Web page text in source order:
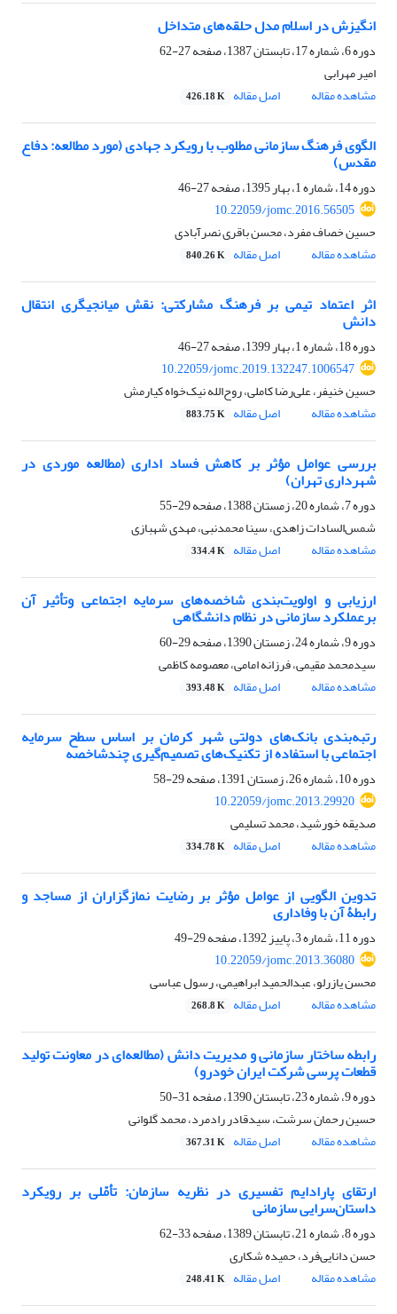
انگیزش در اسلام مدل حلقه‌های متداخل
دوره 6، شماره 17، تابستان 1387، صفحه
27-62
امیر مهرابی
مشاهده مقاله
اصل مقاله 426.18 K
الگوی فرهنگ سازمانی مطلوب با رویکرد جهادی (مورد مطالعه: دفاع
مقدس)
دوره 14، شماره 1، بهار 1395، صفحه
27-46
10.22059/jomc.2016.56505
حسین خصاف مفرد، محسن باقری نصرآبادی
مشاهده مقاله
اصل مقاله 840.26 K
اثر اعتماد تیمی بر فرهنگ مشارکتی: نقش میانجیگری انتقال
دانش
دوره 18، شماره 1، بهار 1399، صفحه
27-46
10.22059/jomc.2019.132247.1006547
حسین خنیفر، علی‌رضا کاملی، روح‌الله نیک‌خواه کیارمش
مشاهده مقاله
اصل مقاله 883.75 K
بررسی عوامل مؤثر بر کاهش فساد اداری (مطالعه موردی در
شهرداری تهران)
دوره 7، شماره 20، زمستان 1388، صفحه
29-55
شمس‌السادات زاهدی، سینا محمدنبی، مهدی شهبازی
مشاهده مقاله
اصل مقاله 334.4 K
ارزیابی و اولویت‌بندی شاخصه‌های سرمایه اجتماعی وتأثیر آن
برعملکرد سازمانی در نظام دانشگاهی
دوره 9، شماره 24، زمستان 1390، صفحه
29-60
سیدمحمد مقیمی، فرزانه امامی، معصومه کاظمی
مشاهده مقاله
اصل مقاله 393.48 K
رتبه‌بندی بانک‌های دولتی شهر کرمان بر اساس سطح سرمایه
اجتماعی با استفاده از تکنیک‌های تصمیم‌گیری چندشاخصه
دوره 10، شماره 26، زمستان 1391، صفحه
29-58
10.22059/jomc.2013.29920
صدیقه خورشید، محمد تسلیمی
مشاهده مقاله
اصل مقاله 334.78 K
تدوین الگویی از عوامل مؤثر بر رضایت نمازگزاران از مساجد و
رابطۀ آن با وفاداری
دوره 11، شماره 3، پاییز 1392، صفحه
29-49
10.22059/jomc.2013.36080
محسن یازرلو، عبدالحمید ابراهیمی، رسول عباسی
مشاهده مقاله
اصل مقاله 268.8 K
رابطه ساختار سازمانی و مدیریت دانش (مطالعه‌ای در معاونت تولید
قطعات پرسی شرکت ایران خودرو)
دوره 9، شماره 23، تابستان 1390، صفحه
31-50
حسین رحمان سرشت، سیدقادر رادمرد، محمد گلوانی
مشاهده مقاله
اصل مقاله 367.31 K
ارتقای پارادایم تفسیری در نظریه سازمان: تأمّلی بر رویکرد
داستان‌سرایی سازمانی
دوره 8، شماره 21، تابستان 1389، صفحه
33-62
حسن دانایی‌فرد، حمیده شکاری
مشاهده مقاله
اصل مقاله 248.41 K